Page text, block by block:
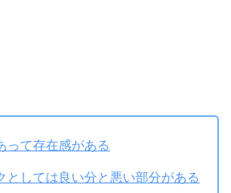
って存在感がある
としては良い分と悪い部分がある